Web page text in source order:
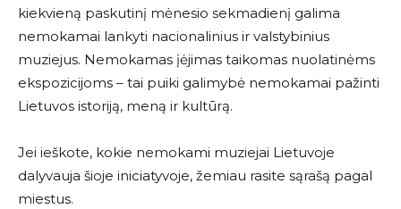
kiekvieną paskutinį mėnesio sekmadienį galima
nemokamai lankyti nacionalinius ir valstybinius
muziejus. Nemokamas įėjimas taikomas nuolatinėms
ekspozicijoms – tai puiki galimybė nemokamai pažinti
Lietuvos istoriją, meną ir kultūrą.
Jei ieškote, kokie nemokami muziejai Lietuvoje
dalyvauja šioje iniciatyvoje, žemiau rasite sąrašą pagal
miestus.